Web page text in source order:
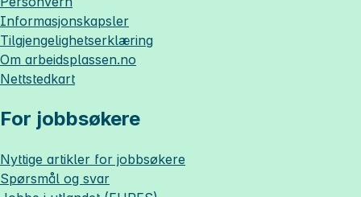
Informasjonskapsler
Tilgjengelighetserklæring
Om arbeidsplassen.no
Nettstedkart
For jobbsøkere
Nyttige artikler for jobbsøkere
Spørsmål og svar